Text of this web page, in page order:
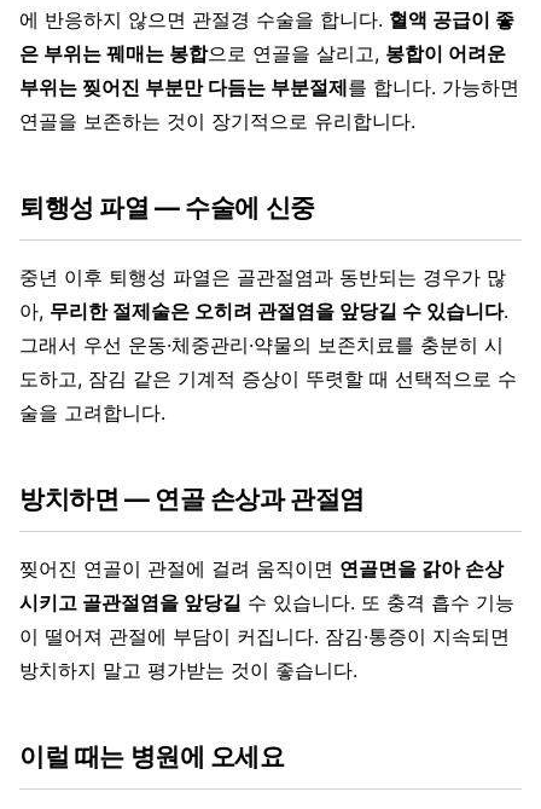
에 반응하지 않으면 관절경 수술을 합니다. 혈액 공급이 좋
은 부위는 꿰매는 봉합으로 연골을 살리고, 봉합이 어려운
부위는 찢어진 부분만 다듬는 부분절제를 합니다. 가능하면
연골을 보존하는 것이 장기적으로 유리합니다.
퇴행성 파열 — 수술에 신중
중년 이후 퇴행성 파열은 골관절염과 동반되는 경우가 많
아, 무리한 절제술은 오히려 관절염을 앞당길 수 있습니다.
그래서 우선 운동·체중관리·약물의 보존치료를 충분히 시
도하고, 잠김 같은 기계적 증상이 뚜렷할 때 선택적으로 수
술을 고려합니다.
방치하면 — 연골 손상과 관절염
찢어진 연골이 관절에 걸려 움직이면 연골면을 갉아 손상
시키고 골관절염을 앞당길 수 있습니다. 또 충격 흡수 기능
이 떨어져 관절에 부담이 커집니다. 잠김·통증이 지속되면
방치하지 말고 평가받는 것이 좋습니다.
이럴 때는 병원에 오세요